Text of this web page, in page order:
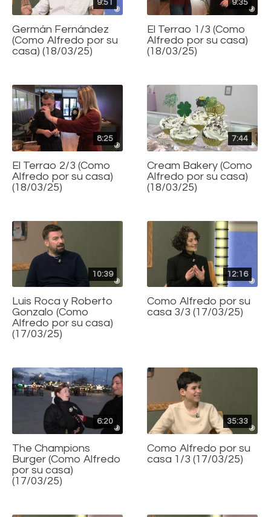
9:51
Germán Fernández
(Como Alfredo por su
casa) (18/03/25)
9:35
El Terrao 1/3 (Como
Alfredo por su casa)
(18/03/25)
8:25
El Terrao 2/3 (Como
Alfredo por su casa)
(18/03/25)
7:44
Cream Bakery (Como
Alfredo por su casa)
(18/03/25)
10:39
Luis Roca y Roberto
Gonzalo (Como
Alfredo por su casa)
(17/03/25)
12:16
Como Alfredo por su
casa 3/3 (17/03/25)
6:20
The Champions
Burger (Como Alfredo
por su casa)
(17/03/25)
35:33
Como Alfredo por su
casa 1/3 (17/03/25)